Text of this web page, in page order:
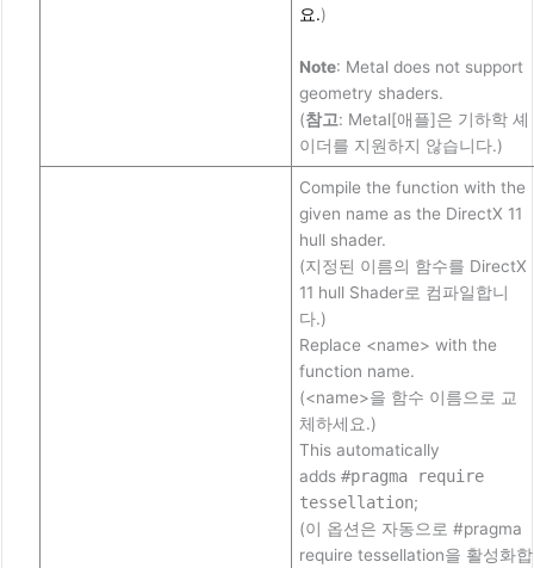
요.)
Note: Metal does not support
geometry shaders.
(참고: Metal[애플]은 기하학 셰
이더를 지원하지 않습니다.)
Compile the function with the
given name as the DirectX 11
hull shader.
(지정된 이름의 함수를 DirectX
11 hull Shader로 컴파일합니
다.)
Replace <name> with the
function name.
(<name>을 함수 이름으로 교
체하세요.)
This automatically
adds#pragma require
tessellation;
(이 옵션은 자동으로 #pragma
require tessellation을 활성화합